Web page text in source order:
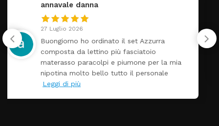
federica
24 Luglio 2026
Tutti perfetto! Ho ordinato un lettino che é
arrivato ben imballato dopo pochi giorni.
Prezzo ottimi rispetto la concorrenza